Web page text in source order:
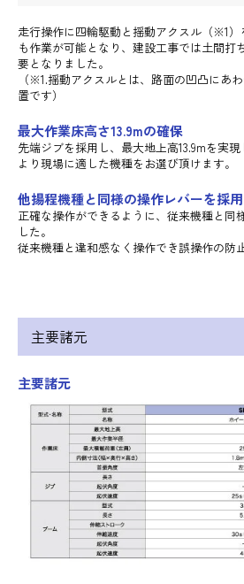
走行操作に四輪駆動と揺動アクスル（※1
も作業が可能となり、建設工事では土間打
要となりました。
（※1.揺動アクスルとは、路面の凹凸にあ
置です）
最大作業床高さ13.9mの確保
先端ジブを採用し、最大地上高13.9mを実現
より現場に適した機種をお選び頂けます。
他揚程機種と同様の操作レバーを採用
正確な操作ができるように、従来機種と同
した。
従来機種と違和感なく操作でき誤操作の防
主要諸元
主要諸元